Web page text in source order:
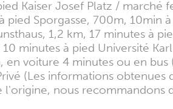
Kaiser Josef Platz /
pied Sporgasse, 700m, 10min
1,2 km, 17 minutes à
minutes à pied Université
voiture 4 minutes ou en bus
(Les informations
l'origine, nous